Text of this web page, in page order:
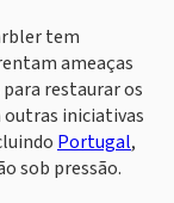
tem
ameaças
restaurar os
iniciativas
Portugal,
sob pressão.